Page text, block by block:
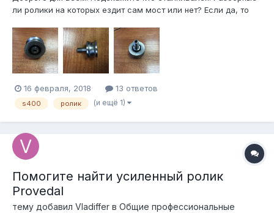
ли ролики на которых ездит сам мост или нет? Если да, то
раскручивается. А сильнее пробовать не хочется, не зная что
там.
16 февраля, 2018 13 ответов
s400 ролик (и ещё 1)
Помогите найти усиленный ролик
Provedal
тему добавил Vladiffer в Общие профессиональные